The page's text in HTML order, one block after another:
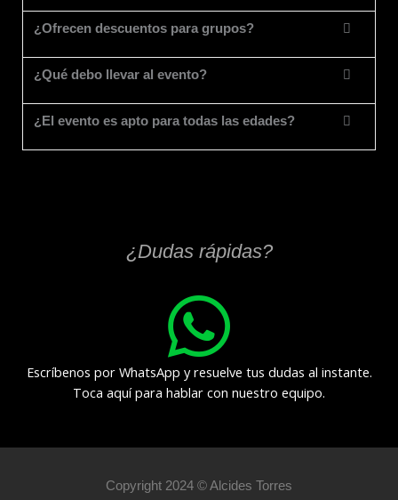
¿Ofrecen descuentos para grupos?
¿Qué debo llevar al evento?
¿El evento es apto para todas las edades?
¿Dudas rápidas?
Escríbenos por WhatsApp y resuelve tus dudas al instante.
Toca aquí para hablar con nuestro equipo.
Copyright 2024 © Alcides Torres